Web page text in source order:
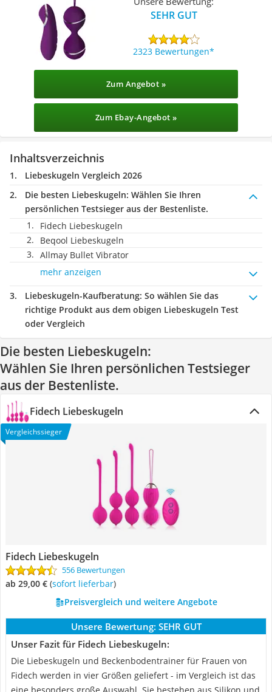
SEHR GUT
2323 Bewertungen
Zum Angebot »
Zum Ebay-Angebot »
Inhaltsverzeichnis
Liebeskugeln Vergleich 2026
Die besten Liebeskugeln: Wählen Sie Ihren
persönlichen Testsieger aus der Bestenliste.
Fidech Liebeskugeln
Beqool Liebeskugeln
Allmay Bullet Vibrator
mehr anzeigen
Liebeskugeln-Kaufberatung: So wählen Sie das
richtige Produkt aus dem obigen Liebeskugeln Test
oder Vergleich
Die besten Liebeskugeln:
Wählen Sie Ihren persönlichen Testsieger
aus der Bestenliste.
Fidech Liebeskugeln
Vergleichssieger
Fidech Liebeskugeln
556 Bewertungen
ab 29,00 € ( Sofort lieferbar)
Preisvergleich und weitere Angebote
Unsere Bewertung: SEHR GUT
Unser Fazit für Fidech Liebeskugeln:
Die Liebeskugeln und Beckenbodentrainer für Frauen von
Fidech werden in vier Größen geliefert - im Vergleich ist das